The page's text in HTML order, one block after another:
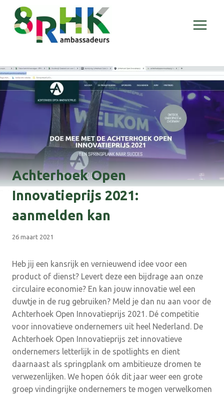
Doorgaan
naar
inhoud
Achterhoek Open
Innovatieprijs 2021:
aanmelden kan
26 maart 2021
Heb jij een kansrijk en vernieuwend idee voor een
product of dienst? Levert deze een bijdrage aan onze
circulaire economie? En kan jouw innovatie wel een
duwtje in de rug gebruiken? Meld je dan nu aan voor de
Achterhoek Open Innovatieprijs 2021. Dé competitie
voor innovatieve ondernemers uit heel Nederland. De
Achterhoek Open Innovatieprijs zet innovatieve
ondernemers letterlijk in de spotlights en dient
daarnaast als springplank om ambitieuze dromen te
verwezenlijken. We hopen óók dit jaar weer een grote
groep vindingrijke ondernemers te mogen verwelkomen